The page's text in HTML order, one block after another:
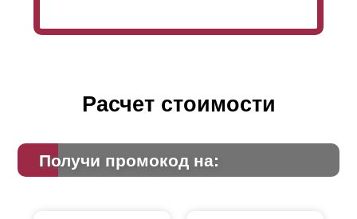
Расчет стоимости
Получи промокод на: